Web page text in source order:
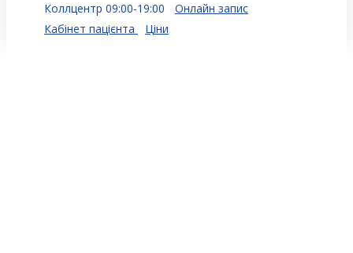
Коллцентр 09:00-19:00
Онлайн запис
Кабінет пацієнта
Ціни